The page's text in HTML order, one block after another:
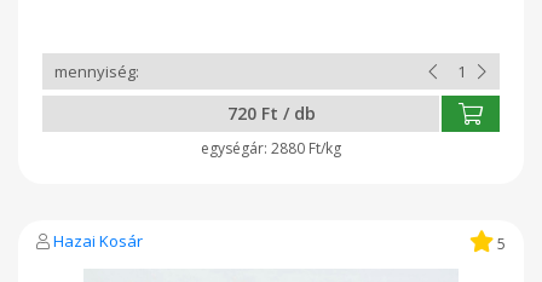
720 Ft / db
2880 Ft/kg
Hazai Kosár 5